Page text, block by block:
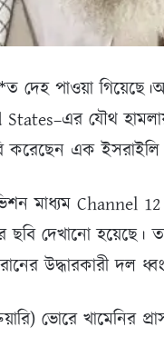
দেহ পাওয়া
যৌথ
করেছেন এক ইসরাইলি
মাধ্যম Channel
ছবি দেখানো হয়েছে।
উদ্ধারকারী দল
ভোরে খামেনির